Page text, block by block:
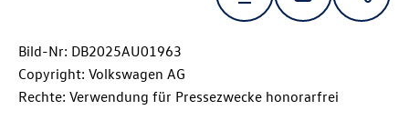
Bild-Nr: DB2025AU01963
Copyright: Volkswagen AG
Rechte: Verwendung für Pressezwecke honorarfrei